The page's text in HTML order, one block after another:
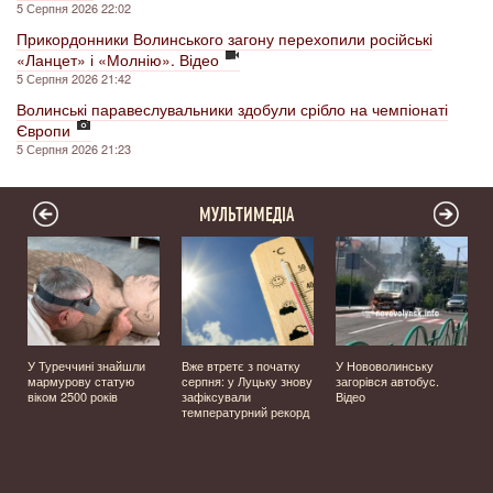
5 Серпня 2026 22:02
Прикордонники Волинського загону перехопили російські
«Ланцет» і «Молнію». Відео
5 Серпня 2026 21:42
Волинські паравеслувальники здобули срібло на чемпіонаті
Європи
5 Серпня 2026 21:23
МУЛЬТИМЕДІА
У Туреччині знайшли
мармурову статую
віком 2500 років
Вже втретє з початку
серпня: у Луцьку знову
зафіксували
температурний рекорд
У Нововолинську
загорівся автобус.
Відео